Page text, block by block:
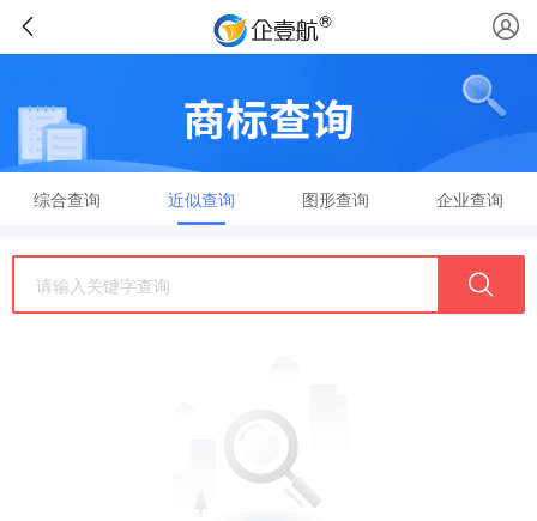
综合查询 近似查询 图形查询 企业查询